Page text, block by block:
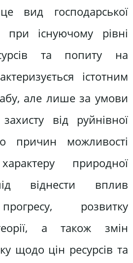
вид господарської
при існуючому рівні
та попиту на
істотним
але лише за умови
від руйнівної
причин можливості
природної
віднести вплив
розвитку
а також змін
щодо цін ресурсів та